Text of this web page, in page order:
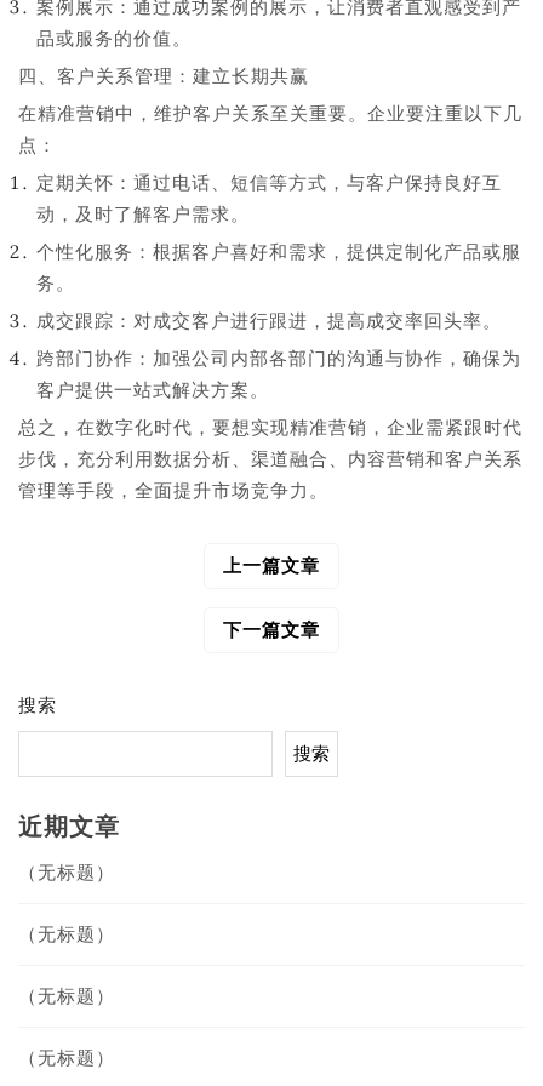
案例展示：通过成功案例的展示，让消费者直观感受到产
品或服务的价值。
四、客户关系管理：建立长期共赢
在精准营销中，维护客户关系至关重要。企业要注重以下几
点：
定期关怀：通过电话、短信等方式，与客户保持良好互
动，及时了解客户需求。
个性化服务：根据客户喜好和需求，提供定制化产品或服
务。
成交跟踪：对成交客户进行跟进，提高成交率回头率。
跨部门协作：加强公司内部各部门的沟通与协作，确保为
客户提供一站式解决方案。
总之，在数字化时代，要想实现精准营销，企业需紧跟时代
步伐，充分利用数据分析、渠道融合、内容营销和客户关系
管理等手段，全面提升市场竞争力。
上一篇文章
下一篇文章
搜索
搜索
近期文章
（无标题）
（无标题）
（无标题）
（无标题）